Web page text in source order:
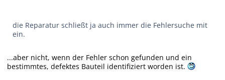
die Reparatur schließt ja auch immer die Fehlersuche mit
ein.
...aber nicht, wenn der Fehler schon gefunden und ein
bestimmtes, defektes Bauteil identifiziert worden ist.